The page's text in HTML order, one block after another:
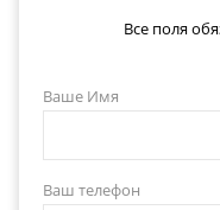
Все поля
Ваше Имя
Ваш телефон